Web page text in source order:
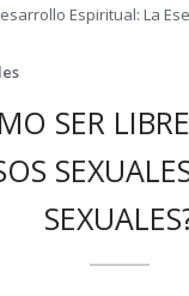
Espiritual: La
SER